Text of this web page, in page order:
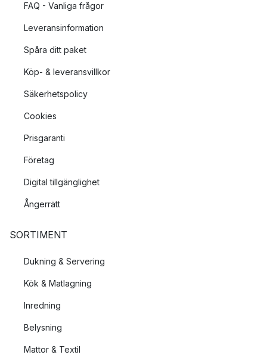
FAQ - Vanliga frågor
Leveransinformation
Spåra ditt paket
Köp- & leveransvillkor
Säkerhetspolicy
Cookies
Prisgaranti
Företag
Digital tillgänglighet
Ångerrätt
SORTIMENT
Dukning & Servering
Kök & Matlagning
Inredning
Belysning
Mattor & Textil